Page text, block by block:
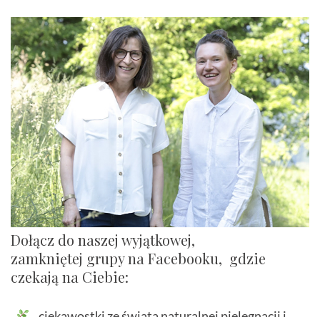
Dołącz do naszej wyjątkowej,
zamkniętej grupy na Facebooku, gdzie
czekają na Ciebie: